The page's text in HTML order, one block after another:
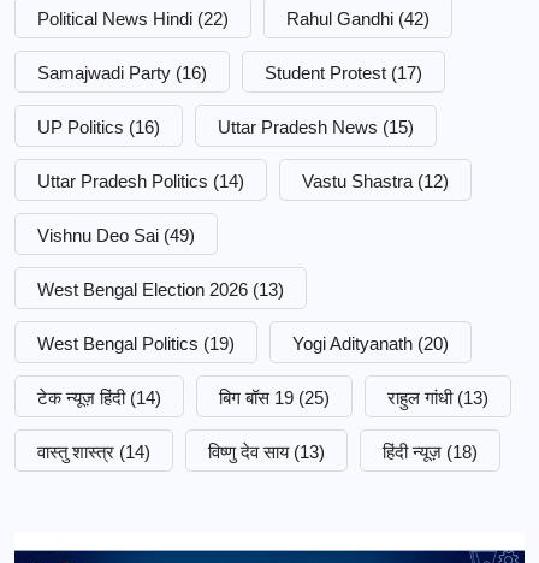
Political News Hindi (22) Rahul Gandhi (42)
Samajwadi Party (16) Student Protest (17)
UP Politics (16) Uttar Pradesh News (15)
Uttar Pradesh Politics (14) Vastu Shastra (12)
Vishnu Deo Sai (49)
West Bengal Election 2026 (13)
West Bengal Politics (19) Yogi Adityanath (20)
टेक न्यूज़ हिंदी (14) बिग बॉस 19 (25) राहुल गांधी (13)
वास्तु शास्त्र (14) विष्णु देव साय (13) हिंदी न्यूज़ (18)